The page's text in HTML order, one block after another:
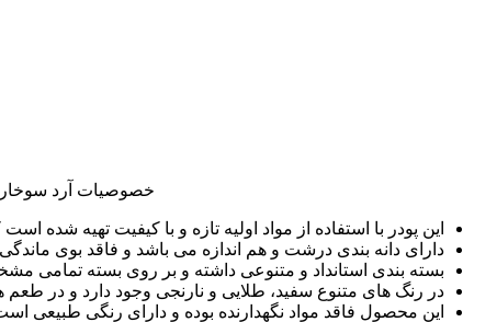
خصوصیات آرد
این پودر با استفاده از مواد اولیه تازه و با کیفیت تهیه شده
دارای دانه بندی درشت و هم اندازه می باشد و فاقد بوی
بسته بندی استانداد و متنوعی داشته و بر روی بسته تمامی
در رنگ های متنوع سفید، طلایی و نارنجی وجود دارد و در
این محصول فاقد مواد نگهدارنده بوده و دارای رنگی طبیعی